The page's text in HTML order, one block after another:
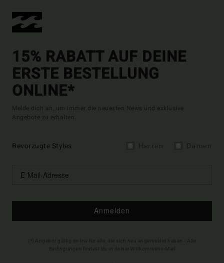
15% RABATT AUF DEINE
ERSTE BESTELLUNG
ONLINE*
Melde dich an, um immer die neuesten News und exklusive
Angebote zu erhalten.
Bevorzugte Styles
Anmelden